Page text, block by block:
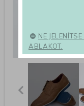
NE
ABLAKOT.